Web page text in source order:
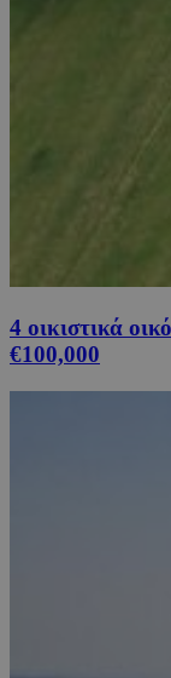
4 οικιστικά
€100,000